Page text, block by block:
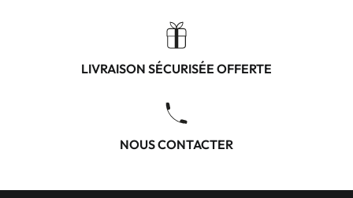
LIVRAISON SÉCURISÉE OFFERTE
NOUS CONTACTER